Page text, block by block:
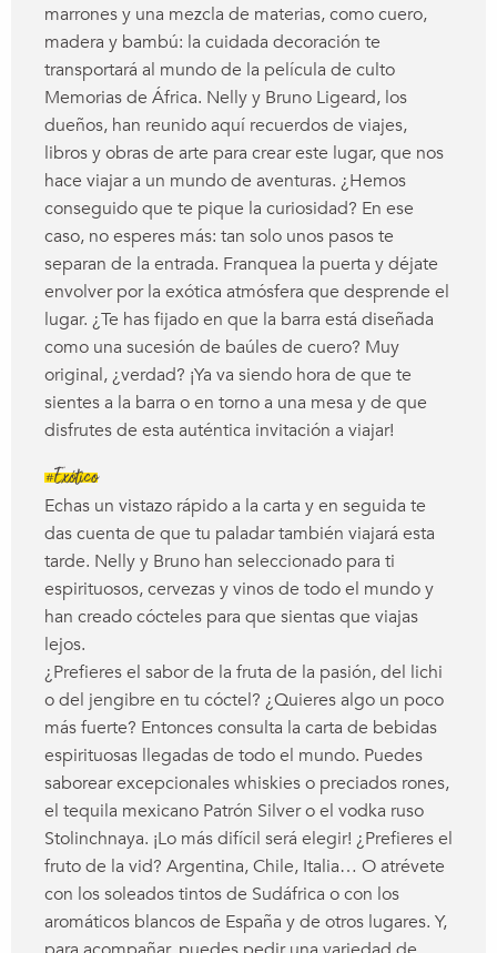
marrones y una mezcla de materias, como cuero,
madera y bambú: la cuidada decoración te
transportará al mundo de la película de culto
Memorias de África. Nelly y Bruno Ligeard, los
dueños, han reunido aquí recuerdos de viajes,
libros y obras de arte para crear este lugar, que nos
hace viajar a un mundo de aventuras. ¿Hemos
conseguido que te pique la curiosidad? En ese
caso, no esperes más: tan solo unos pasos te
separan de la entrada. Franquea la puerta y déjate
envolver por la exótica atmósfera que desprende el
lugar. ¿Te has fijado en que la barra está diseñada
como una sucesión de baúles de cuero? Muy
original, ¿verdad? ¡Ya va siendo hora de que te
sientes a la barra o en torno a una mesa y de que
disfrutes de esta auténtica invitación a viajar!
#Exótico
Echas un vistazo rápido a la carta y en seguida te
das cuenta de que tu paladar también viajará esta
tarde. Nelly y Bruno han seleccionado para ti
espirituosos, cervezas y vinos de todo el mundo y
han creado cócteles para que sientas que viajas
lejos.
¿Prefieres el sabor de la fruta de la pasión, del lichi
o del jengibre en tu cóctel? ¿Quieres algo un poco
más fuerte? Entonces consulta la carta de bebidas
espirituosas llegadas de todo el mundo. Puedes
saborear excepcionales whiskies o preciados rones,
el tequila mexicano Patrón Silver o el vodka ruso
Stolinchnaya. ¡Lo más difícil será elegir! ¿Prefieres el
fruto de la vid? Argentina, Chile, Italia… O atrévete
con los soleados tintos de Sudáfrica o con los
aromáticos blancos de España y de otros lugares. Y,